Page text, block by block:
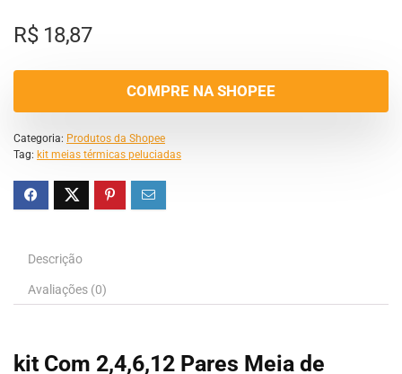
R$18,87
COMPRE NA SHOPEE
Categoria: Produtos da Shopee
Tag: kit meias térmicas peluciadas
Descrição
Avaliações (0)
kit Com 2,4,6,12 Pares Meia de